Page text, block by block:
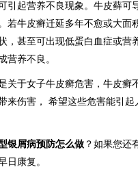
引起营养不良现象。牛皮藓可
若牛皮癣迁延多年不愈或大面
，甚至可出现低蛋白血症或营
营养不良。
于女子牛皮癣危害，牛皮癣
来伤害， 希望这些危害能引
银屑病预防怎么做 ？如果您还
日康复。